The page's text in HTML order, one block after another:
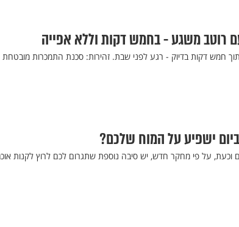
רוטב משגע - בחמש דקות וללא אפייה
תוך חמש דקות בדיוק - רגע לפני שבת. זהירות: סכנת התמכרות מובטחת
ישפיע על המוח שלכם?
וכעת, על פי מחקר חדש, יש סיבה נוספת שתגרום לכם לרוץ לקנות